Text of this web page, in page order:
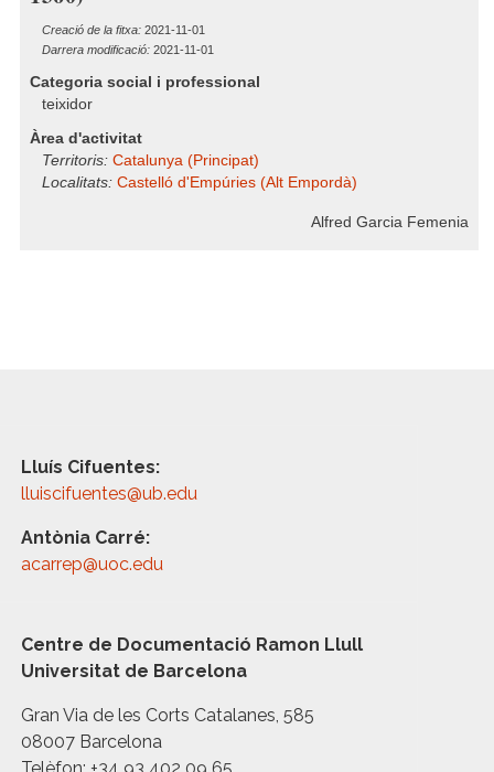
Creació de la fitxa: 2021-11-01
Darrera modificació: 2021-11-01
Categoria social i professional
teixidor
Àrea d'activitat
Territoris: Catalunya (Principat)
Localitats: Castelló d'Empúries (Alt Empordà)
Alfred Garcia Femenia
Lluís Cifuentes:
lluiscifuentes@ub.edu
Antònia Carré:
acarrep@uoc.edu
Centre de Documentació Ramon Llull
Universitat de Barcelona
Gran Via de les Corts Catalanes, 585
08007 Barcelona